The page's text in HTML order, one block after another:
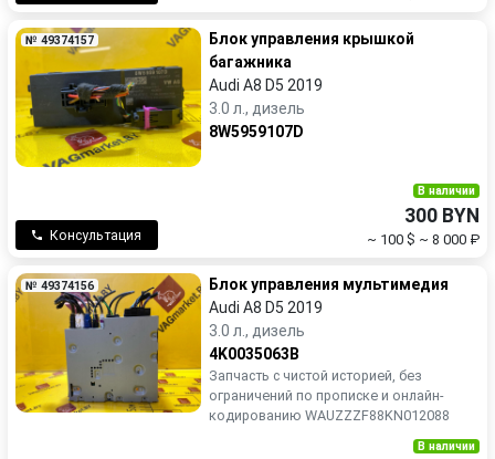
№ 49374157
Блок управления крышкой
багажника
Audi A8 D5 2019
3.0 л., дизель
8W5959107D
Консультация
В наличии
300 BYN
~ 100 $ ~ 8 000 ₽
№ 49374156
Блок управления мультимедия
Audi A8 D5 2019
3.0 л., дизель
4K0035063B
Запчасть с чистой историей, без
ограничений по прописке и онлайн-
кодированию WAUZZZF88KN012088
В наличии